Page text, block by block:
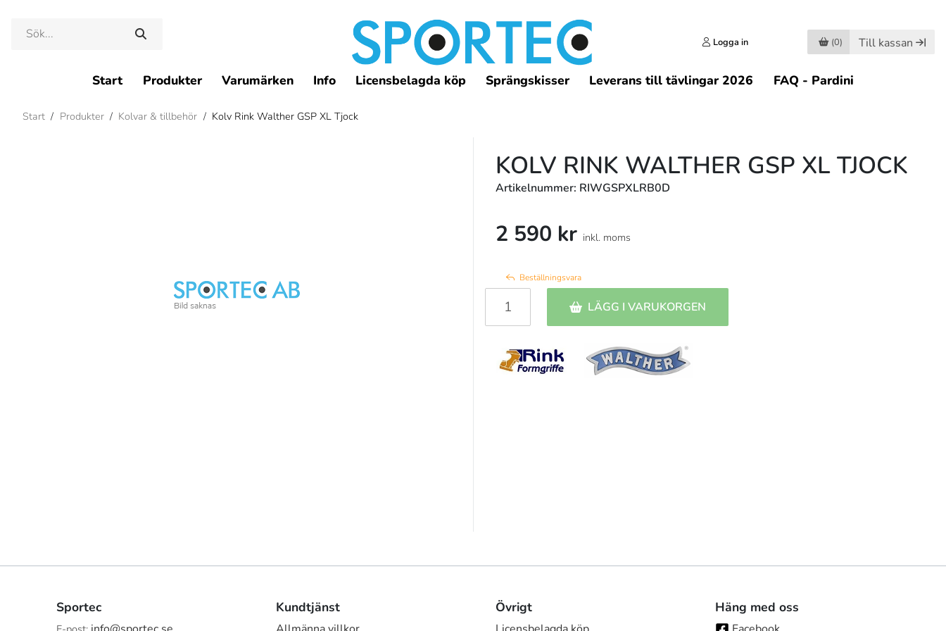
Logga in (0) Till kassan
Start Produkter Varumärken Info Licensbelagda köp Sprängskisser Leverans till tävlingar 2026 FAQ - Pardini
Start / Produkter / Kolvar & tillbehör / Kolv Rink Walther GSP XL Tjock
KOLV RINK WALTHER GSP XL TJOCK
Artikelnummer: RIWGSPXLRB0D
2 590 kr inkl. moms
Beställningsvara
LÄGG I VARUKORGEN
Sportec Kundtjänst Övrigt Häng med oss